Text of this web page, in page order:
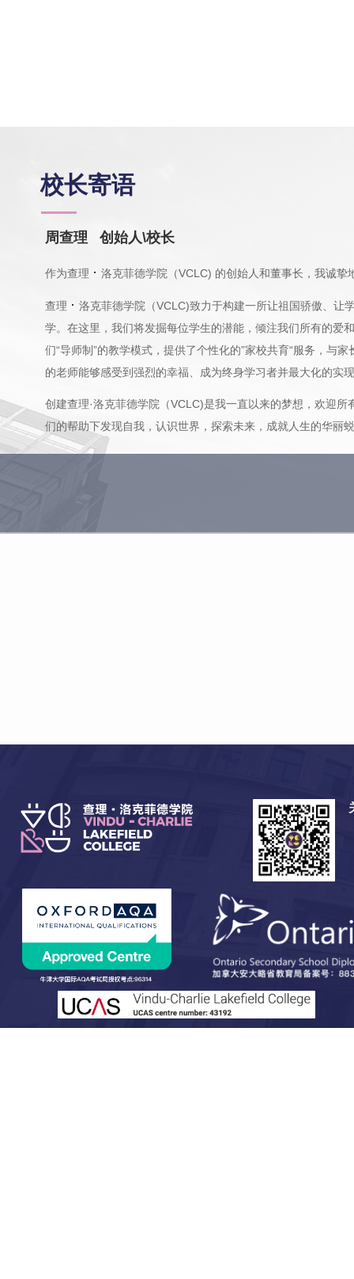
校长寄语
周查理 创始人\校长
作为查理 · 洛克菲德学院（VCLC) 的创始人和董事长，我诚挚
查理 · 洛克菲德学院（VCLC)致力于构建一所让祖国骄傲、让
学。在这里，我们将发掘每位学生的潜能，倾注我们所有的爱
们“导师制”的教学模式，提供了个性化的”家校共育“服务，与
的老师能够感受到强烈的幸福、成为终身学习者并最大化的实
创建查理·洛克菲德学院（VCLC)是我一直以来的梦想，欢迎
们的帮助下发现自我，认识世界，探索未来，成就人生的华丽